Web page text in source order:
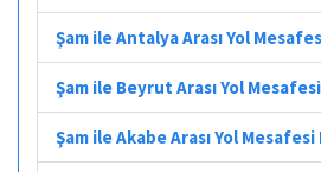
Şam ile Antalya Arası Yol
Şam ile Beyrut Arası Yol
Şam ile Akabe Arası Yol